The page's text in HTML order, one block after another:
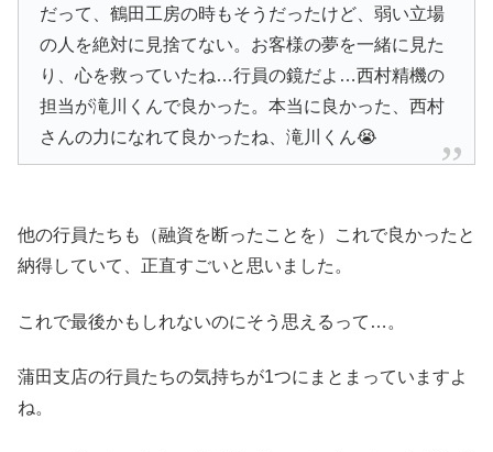
だって、鶴田工房の時もそうだったけど、弱い立場
の人を絶対に見捨てない。お客様の夢を一緒に見た
り、心を救っていたね…行員の鏡だよ…西村精機の
担当が滝川くんで良かった。本当に良かった、西村
さんの力になれて良かったね、滝川くん😭
他の行員たちも（融資を断ったことを）これで良かったと
納得していて、正直すごいと思いました。
これで最後かもしれないのにそう思えるって…。
蒲田支店の行員たちの気持ちが1つにまとまっていますよ
ね。